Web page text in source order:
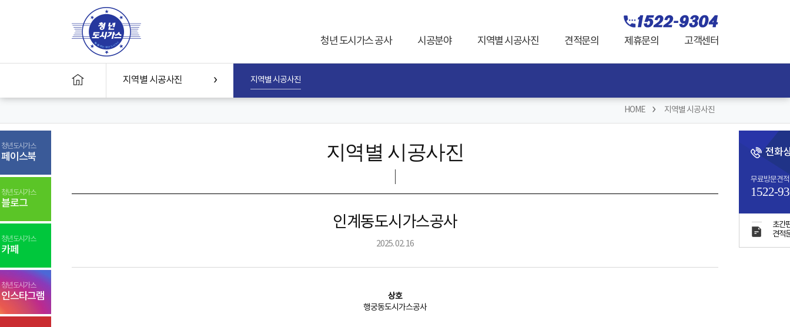
본
로
기
청년도시가스
페이스북
청년도시가스
블로그
청년도시가스
카페
청년도시가스
인스타그램
전화
무료방문견적
1522-
초간
견적
청년 도시가스 공사 시공분야 지역별 시공사진 견적문의 제휴문의 고객센터
지역별 시공사진 지역별 시공사진
HOME 지역별 시공사진
지역별 시공사진
인계동도시가스공사
2025. 02. 16
상호
행궁동도시가스공사